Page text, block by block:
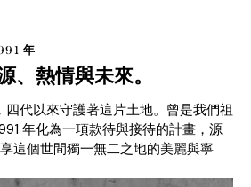
年
、熱情與未來。
代以來守護著這片土地。曾是我們祖
年化為一項款待與接待的計畫，源
這個世間獨一無二之地的美麗與寧